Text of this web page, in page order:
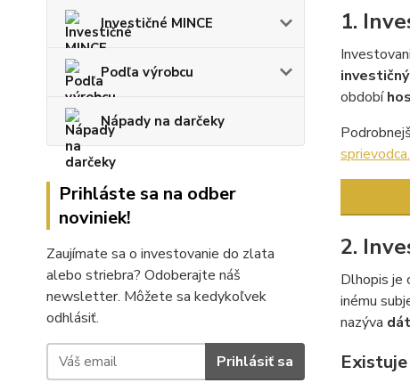
Investičné MINCE
Podľa výrobcu
Nápady na darčeky
Prihláste sa na odber
noviniek!
Zaujímate sa o investovanie do zlata
alebo striebra? Odoberajte náš
newsletter. Môžete sa kedykoľvek
odhlásiť.
Prihlásiť sa
1.
období
sprievodca.
2.
Dlhopis je
inému
nazýva